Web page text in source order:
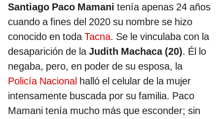
Santiago Paco Mamani tenía apenas 24 años
cuando a fines del 2020 su nombre se hizo
conocido en todaTacna. Se le vinculaba con la
desaparición de laJudith Machaca (20). Él lo
negaba, pero, en poder de su esposa, la
Policía Nacional halló el celular de la mujer
intensamente buscada por su familia. Paco
Mamani tenía mucho más que esconder; sin